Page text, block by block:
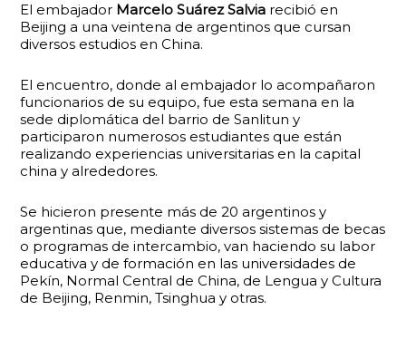
El embajador Marcelo Suárez Salvia recibió en
Beijing a una veintena de argentinos que cursan
diversos estudios en China.
El encuentro, donde al embajador lo acompañaron
funcionarios de su equipo, fue esta semana en la
sede diplomática del barrio de Sanlitun y
participaron numerosos estudiantes que están
realizando experiencias universitarias en la capital
china y alrededores.
Se hicieron presente más de 20 argentinos y
argentinas que, mediante diversos sistemas de becas
o programas de intercambio, van haciendo su labor
educativa y de formación en las universidades de
Pekín, Normal Central de China, de Lengua y Cultura
de Beijing, Renmin, Tsinghua y otras.